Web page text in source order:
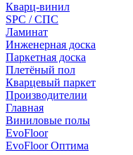
Кварц-винил
SPC / СПС
Ламинат
Инженерная доска
Паркетная доска
Плетёный пол
Кварцевый паркет
Производителии
Главная
Виниловые полы
EvoFloor
EvoFloor Оптима